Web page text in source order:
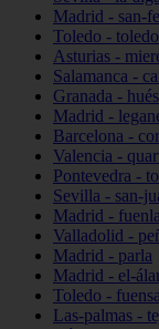
Madrid - san-
Toledo - toledo
Asturias -
Salamanca -
Granada -
Madrid -
Barcelona -
Valencia -
Pontevedra -
Sevilla - san-
Madrid -
Valladolid -
Madrid - parla
Madrid - el-
Toledo -
Las-palmas -